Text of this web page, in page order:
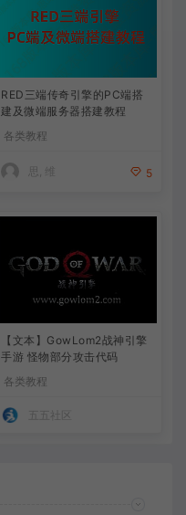
RED三端传奇引擎的PC端搭
建及微端服务器搭建教程
各类教程
思, 维 5
【文本】GowLom2战神引擎
手游 怪物部分攻击代码
各类教程
五五社区